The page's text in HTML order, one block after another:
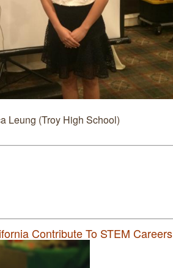
Leung (Troy High School)
Contribute To STEM Careers